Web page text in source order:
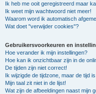
Ik heb me ooit geregistreerd maar
Ik weet mijn wachtwoord niet meer!
Waarom word ik automatisch
Wat doet "verwijder cookies"?
Gebruikersvoorkeuren en
Hoe verander ik mijn instellingen?
Hoe kan ik onzichtbaar zijn in de
De tijden zijn niet correct!
Ik wijzigde de tijdzone, maar de tijd
Mijn taal zit niet in de lijst!
Wat zijn de afbeeldingen naast mijn